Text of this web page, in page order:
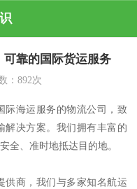
靠的国际货运服务
： 892次
际海运服务的物流公司，致
解决方案。我们拥有丰富的
全、准时地抵达目的地。
供商，我们与多家知名航运